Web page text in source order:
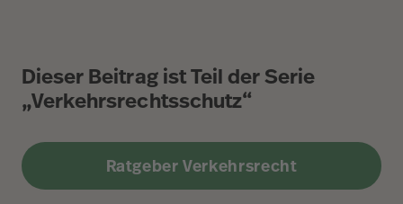
Dieser Beitrag ist Teil der Serie
„Verkehrsrechtsschutz“
Ratgeber Verkehrsrecht